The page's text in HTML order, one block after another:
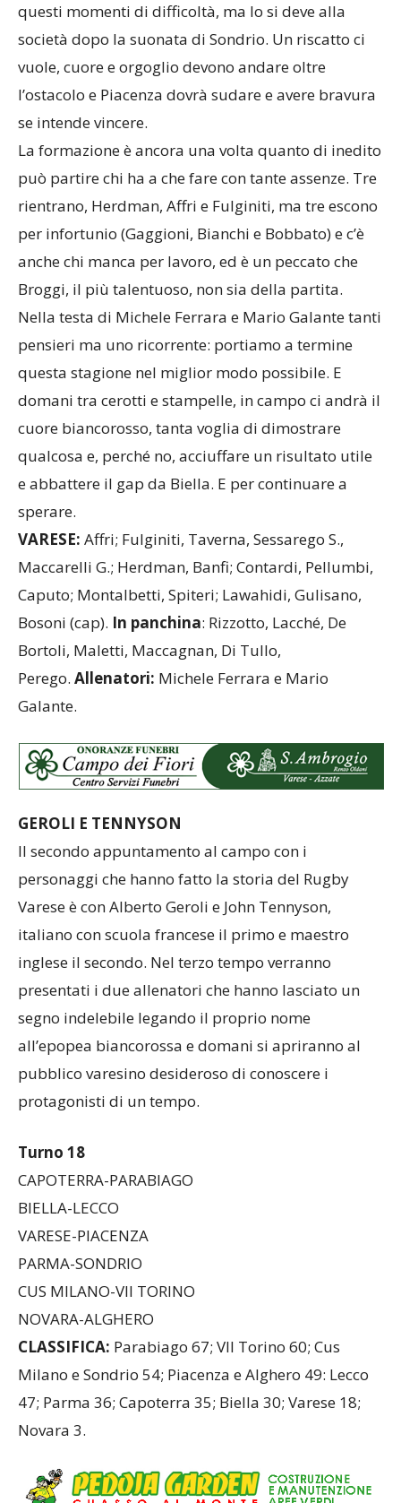
questi momenti di difficoltà, ma lo si deve alla
società dopo la suonata di Sondrio. Un riscatto ci
vuole, cuore e orgoglio devono andare oltre
l’ostacolo e Piacenza dovrà sudare e avere bravura
se intende vincere.
La formazione è ancora una volta quanto di inedito
può partire chi ha a che fare con tante assenze. Tre
rientrano, Herdman, Affri e Fulginiti, ma tre escono
per infortunio (Gaggioni, Bianchi e Bobbato) e c’è
anche chi manca per lavoro, ed è un peccato che
Broggi, il più talentuoso, non sia della partita.
Nella testa di Michele Ferrara e Mario Galante tanti
pensieri ma uno ricorrente: portiamo a termine
questa stagione nel miglior modo possibile. E
domani tra cerotti e stampelle, in campo ci andrà il
cuore biancorosso, tanta voglia di dimostrare
qualcosa e, perché no, acciuffare un risultato utile
e abbattere il gap da Biella. E per continuare a
sperare.
VARESE: Affri; Fulginiti, Taverna, Sessarego S.,
Maccarelli G.; Herdman, Banfi; Contardi, Pellumbi,
Caputo; Montalbetti, Spiteri; Lawahidi, Gulisano,
Bosoni (cap). In panchina: Rizzotto, Lacché, De
Bortoli, Maletti, Maccagnan, Di Tullo,
Perego. Allenatori: Michele Ferrara e Mario
Galante.
GEROLI E TENNYSON
Il secondo appuntamento al campo con i
personaggi che hanno fatto la storia del Rugby
Varese è con Alberto Geroli e John Tennyson,
italiano con scuola francese il primo e maestro
inglese il secondo. Nel terzo tempo verranno
presentati i due allenatori che hanno lasciato un
segno indelebile legando il proprio nome
all’epopea biancorossa e domani si apriranno al
pubblico varesino desideroso di conoscere i
protagonisti di un tempo.
Turno 18
CAPOTERRA-PARABIAGO
BIELLA-LECCO
VARESE-PIACENZA
PARMA-SONDRIO
CUS MILANO-VII TORINO
NOVARA-ALGHERO
CLASSIFICA: Parabiago 67; VII Torino 60; Cus
Milano e Sondrio 54; Piacenza e Alghero 49: Lecco
47; Parma 36; Capoterra 35; Biella 30; Varese 18;
Novara 3.